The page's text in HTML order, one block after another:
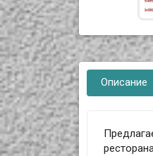
Описание